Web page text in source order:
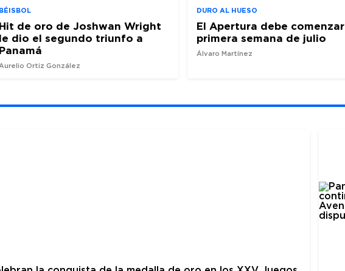
BÉISBOL
Hit de oro de Joshwan Wright
le dio el segundo triunfo a
Panamá
Aurelio Ortiz González
DURO AL HUESO
El Apertura debe
primera semana de julio
Álvaro Martínez